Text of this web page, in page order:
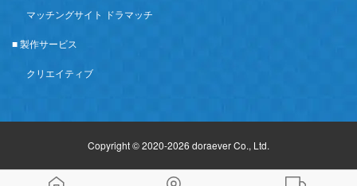
マッチングサイト ドラマッチ
■ 製作サービス
クリエイティブ
Copyright © 2020-2026 doraever Co., Ltd.